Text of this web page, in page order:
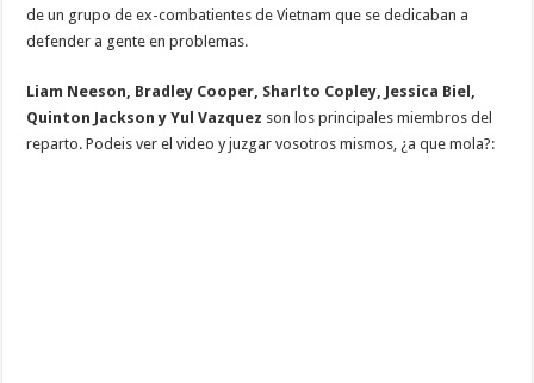
de un grupo de ex-combatientes de Vietnam que se dedicaban a
defender a gente en problemas.
Liam Neeson, Bradley Cooper, Sharlto Copley, Jessica Biel,
Quinton Jackson y Yul Vazquez son los principales miembros del
reparto. Podeis ver el video y juzgar vosotros mismos, ¿a que mola?: